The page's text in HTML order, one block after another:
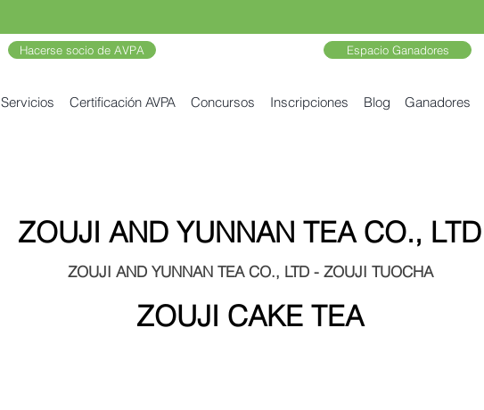
Hacerse socio de AVPA Espacio Ganadores
Servicios Certificación AVPA Concursos Inscripciones Blog Ganadores
ZOUJI AND YUNNAN TEA CO., LTD
ZOUJI AND YUNNAN TEA CO., LTD - ZOUJI TUOCHA
ZOUJI CAKE TEA